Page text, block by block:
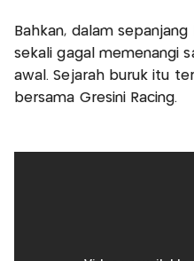
Bahkan, dalam
sekali gagal memenangi
awal. Sejarah buruk itu
bersama Gresini Racing.